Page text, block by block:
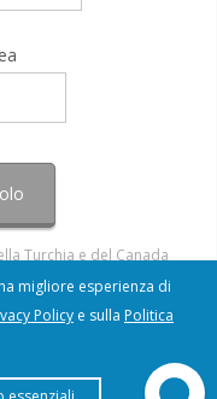
Turchia e del Canada
migliore esperienza di
Policy e sulla Politica